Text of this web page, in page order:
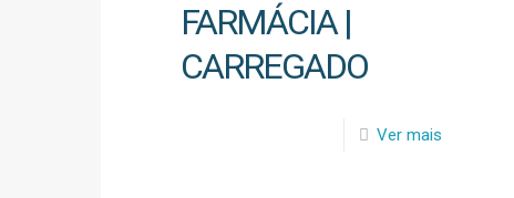
FARMÁCIA |
CARREGADO
Ver mais